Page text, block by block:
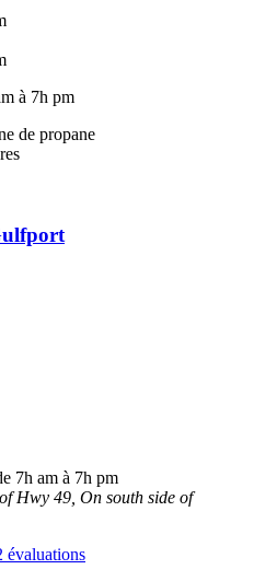
à 7h pm
de propane
7h am à 7h pm
Hwy 49, On south side of
évaluations